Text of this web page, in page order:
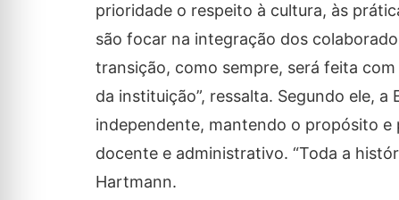
prioridade o respeito à cultura, às
são focar na integração dos
transição, como sempre, será feita
da instituição”, ressalta. Segundo ele,
independente, mantendo o propósito
docente e administrativo. “Toda a
Hartmann.